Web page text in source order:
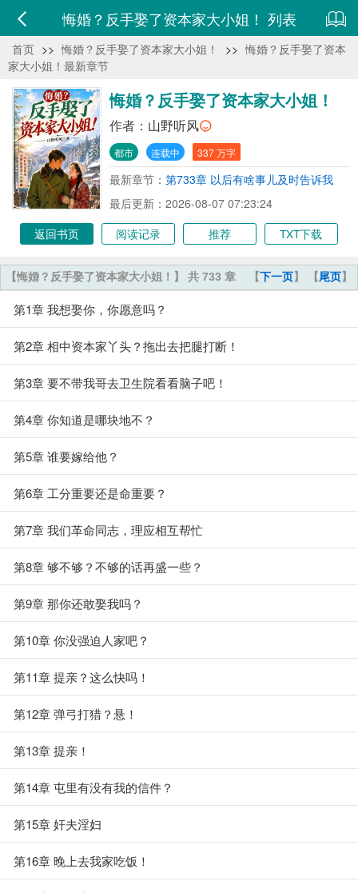
悔婚？反手娶了资本家大小姐！ 列表
首页 >> 悔婚？反手娶了资本家大小姐！ >> 悔婚？反手娶了资本
家大小姐！最新章节
悔婚？反手娶了资本家大小姐！
作者： 山野听风
都市 连载中 337 万字
最新章节： 第733章 以后有啥事儿及时告诉我
最后更新：2026-08-07 07:23:24
返回书页
阅读记录 推荐 TXT下载
【下一页】 【尾页】
【悔婚？反手娶了资本家大小姐！】 共 733 章
第1章 我想娶你，你愿意吗？
第2章 相中资本家丫头？拖出去把腿打断！
第3章 要不带我哥去卫生院看看脑子吧！
第4章 你知道是哪块地不？
第5章 谁要嫁给他？
第6章 工分重要还是命重要？
第7章 我们革命同志，理应相互帮忙
第8章 够不够？不够的话再盛一些？
第9章 那你还敢娶我吗？
第10章 你没强迫人家吧？
第11章 提亲？这么快吗！
第12章 弹弓打猎？悬！
第13章 提亲！
第14章 屯里有没有我的信件？
第15章 奸夫淫妇
第16章 晚上去我家吃饭！